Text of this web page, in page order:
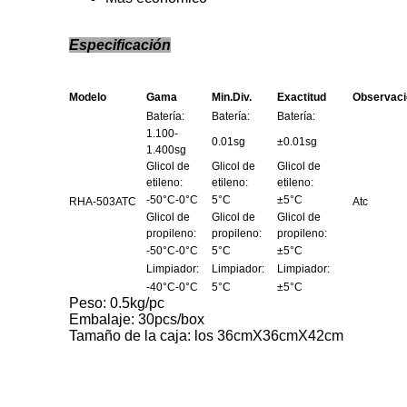
Especificación
Modelo Gama Min.Div. Exactitud
RHA-503ATC
Batería: Batería: Batería:
Atc
1.100-
1.400sg
0.01sg
±0.01sg
Glicol de
etileno:
Glicol de
etileno:
Glicol de
etileno:
-50°C-0°C
5°C
±5°C
Glicol de
propileno:
Glicol de
propileno:
Glicol de
propileno:
-50°C-0°C
5°C
±5°C
Limpiador:
Limpiador:
Limpiador:
-40°C-0°C
5°C ±5°C
Peso: 0.5kg/pc
Embalaje: 30pcs/box
Tamaño de la caja: los 36cmX36cmX42cm